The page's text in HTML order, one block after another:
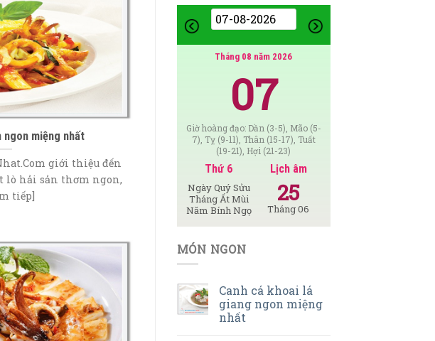
ngon miệng nhất
giới thiệu đến
lò hải sản thơm ngon,
tiếp]
Tháng 08 năm 2026
07
Giờ hoàng đạo: Dần (3-5), Mão (5-
7), Tỵ (9-11), Thân (15-17), Tuất
(19-21), Hợi (21-23)
Thứ 6
Ngày Quý Sửu
Tháng Ất Mùi
Năm Bính Ngọ
Lịch âm
25
Tháng 06
MÓN NGON
Canh cá khoai lá
giang ngon miệng
nhất